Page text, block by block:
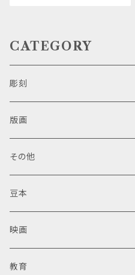
CATEGORY
彫刻
版画
その他
豆本
映画
教育